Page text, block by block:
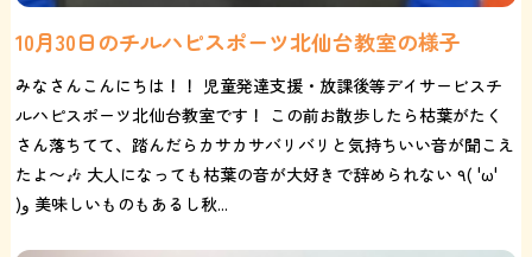
10月30日のチルハピスポーツ北仙台教室の様子
みなさんこんにちは！！ 児童発達支援・放課後等デイサービスチ
ルハピスポーツ北仙台教室です！ この前お散歩したら枯葉がたく
さん落ちてて、踏んだらカサカサバリバリと気持ちいい音が聞こえ
たよ〜🎶 大人になっても枯葉の音が大好きで辞められない ٩( 'ω'
)و 美味しいものもあるし秋...